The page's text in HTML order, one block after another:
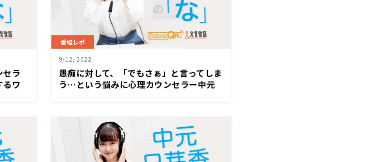
セラ
るワ
番組レポ
9/12, 2022
愚痴に対して、「でもさぁ」と言ってしま
う…という悩みに心理カウンセラー中元